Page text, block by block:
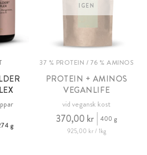
g
IGEN
37 % PROTEIN / 76 % AMINOS
PROTEIN + AMINOS
VEGANLIFE
vid vegansk kost
370,00 kr
400 g
925,00 kr / 1kg